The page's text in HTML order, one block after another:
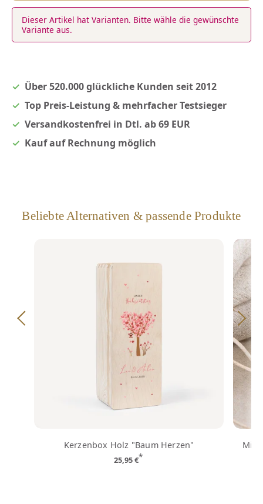
Dieser Artikel hat Varianten. Bitte wähle die gewünschte
Variante aus.
Über 520.000 glückliche Kunden seit 2012
Top Preis-Leistung & mehrfacher Testsieger
Versandkostenfrei in Dtl. ab 69 EUR
Kauf auf Rechnung möglich
Beliebte Alternativen & passende Produkte
Kerzenbox Holz "Baum Herzen"
25,95 €*
Mini